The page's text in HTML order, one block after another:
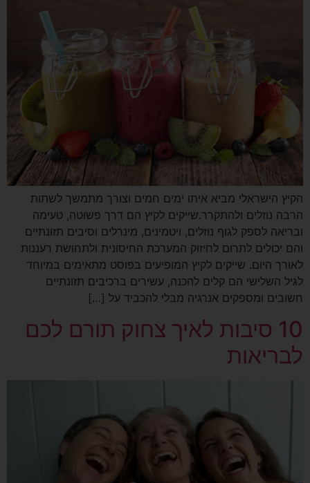
הישראלי מביא איתו ימים חמים וצורך מתמשך לשתות
נוזלים ולהתקרר.שייקים לקיץ הם דרך פשוטה, טעימה
לספק לגוף נוזלים, ויטמינים, מינרלים וסיבים תזונתיים
יכולים לתרום לחיזוק המערכת החיסונית ולתחושת רעננות
היום. שייקים לקיץ המופיעים בפוסט מתאימים במיוחד
השלישי הם קלים להכנה, עשירים ברכיבים תזונתיים
ומספקים אנרגיה מבלי להכביד על […]
10 סיבות לאיך צחוק תורם לכם